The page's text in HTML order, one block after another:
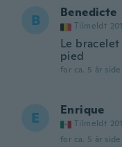
B Benedicte
Tilmeldt
Le
pied
for ca. 5 år
E Enrique
Tilmeldt
for ca. 5 år